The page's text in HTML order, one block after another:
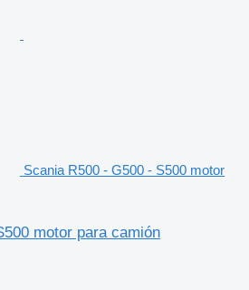
Scania R500 - G500 - S500 motor
motor para camión